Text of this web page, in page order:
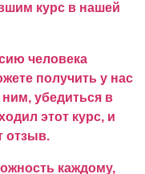
курс в нашей
человека
получить у нас
убедиться в
этот курс, и
отзыв.
каждому,